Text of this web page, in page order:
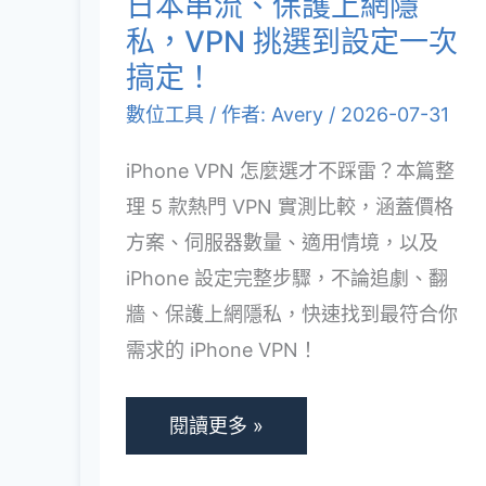
私，VPN 挑選到設定一次
搞定！
數位工具 / 作者: Avery / 2026-07-31
iPhone VPN 怎麼選才不踩雷？本篇整
理 5 款熱門 VPN 實測比較，涵蓋價格
方案、伺服器數量、適用情境，以及
iPhone 設定完整步驟，不論追劇、翻
牆、保護上網隱私，快速找到最符合你
需求的 iPhone VPN！
選？
精
選
款
熱
門
VPN，
解
鎖
本
串
閱讀更多 »